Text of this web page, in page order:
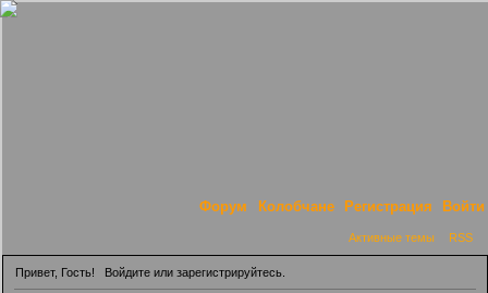
Форум Колобчане Регистрация Войти
Активные темы RSS
Привет, Гость! Войдитеили зарегистрируйтесь.